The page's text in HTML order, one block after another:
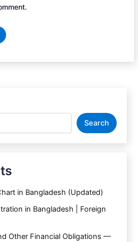
Search
in Bangladesh (Updated)
in Bangladesh | Foreign
Other Financial Obligations —